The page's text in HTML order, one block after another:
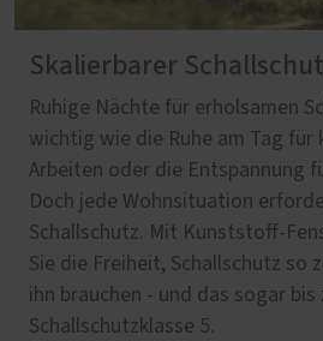
Skalierbarer
Ruhige Nächte für erholsamen
wichtig wie die Ruhe am Tag für
Arbeiten oder die Entspannung
Doch jede Wohnsituation
Schallschutz. Mit Kunststoff-
Sie die Freiheit, Schallschutz so
ihn brauchen - und das sogar bis
Schallschutzklasse 5.